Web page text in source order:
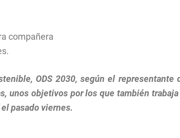
compañera
ODS 2030, según el representante
unos objetivos por los que también trabaja
pasado viernes.